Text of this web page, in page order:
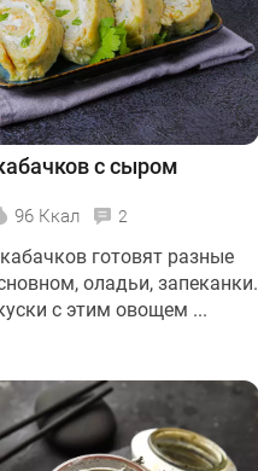
с сыром
96 Ккал 2
готовят разные
оладьи, запеканки.
с этим овощем ...